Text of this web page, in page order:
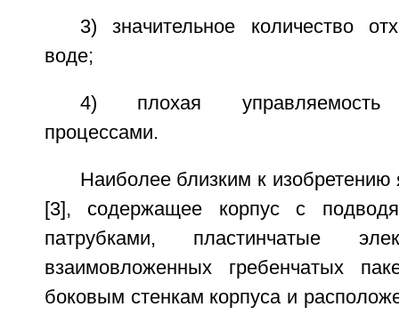
3) значительное количество
воде;
4) плохая управляемость
процессами.
Наиболее близким к изобретению
[3], содержащее корпус с
патрубками, пластинчатые
взаимовложенных гребенчатых
боковым стенкам корпуса и